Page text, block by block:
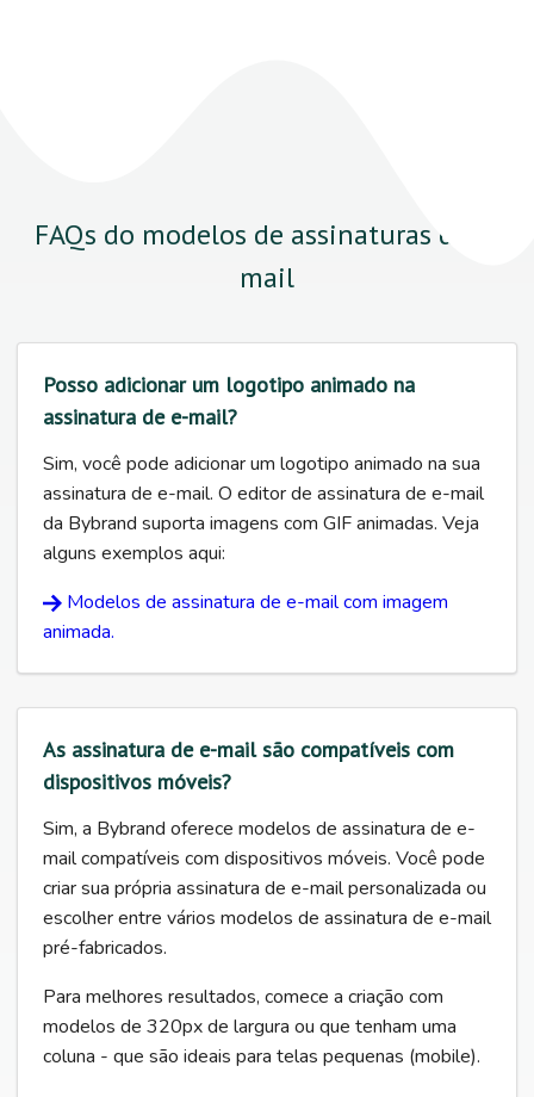
FAQs do modelos de assinaturas de e-
mail
Posso adicionar um logotipo animado na
assinatura de e-mail?
Sim, você pode adicionar um logotipo animado na sua
assinatura de e-mail. O editor de assinatura de e-mail
da Bybrand suporta imagens com GIF animadas. Veja
alguns exemplos aqui:
Modelos de assinatura de e-mail com imagem
animada.
As assinatura de e-mail são compatíveis com
dispositivos móveis?
Sim, a Bybrand oferece modelos de assinatura de e-
mail compatíveis com dispositivos móveis. Você pode
criar sua própria assinatura de e-mail personalizada ou
escolher entre vários modelos de assinatura de e-mail
pré-fabricados.
Para melhores resultados, comece a criação com
modelos de 320px de largura ou que tenham uma
coluna - que são ideais para telas pequenas (mobile).